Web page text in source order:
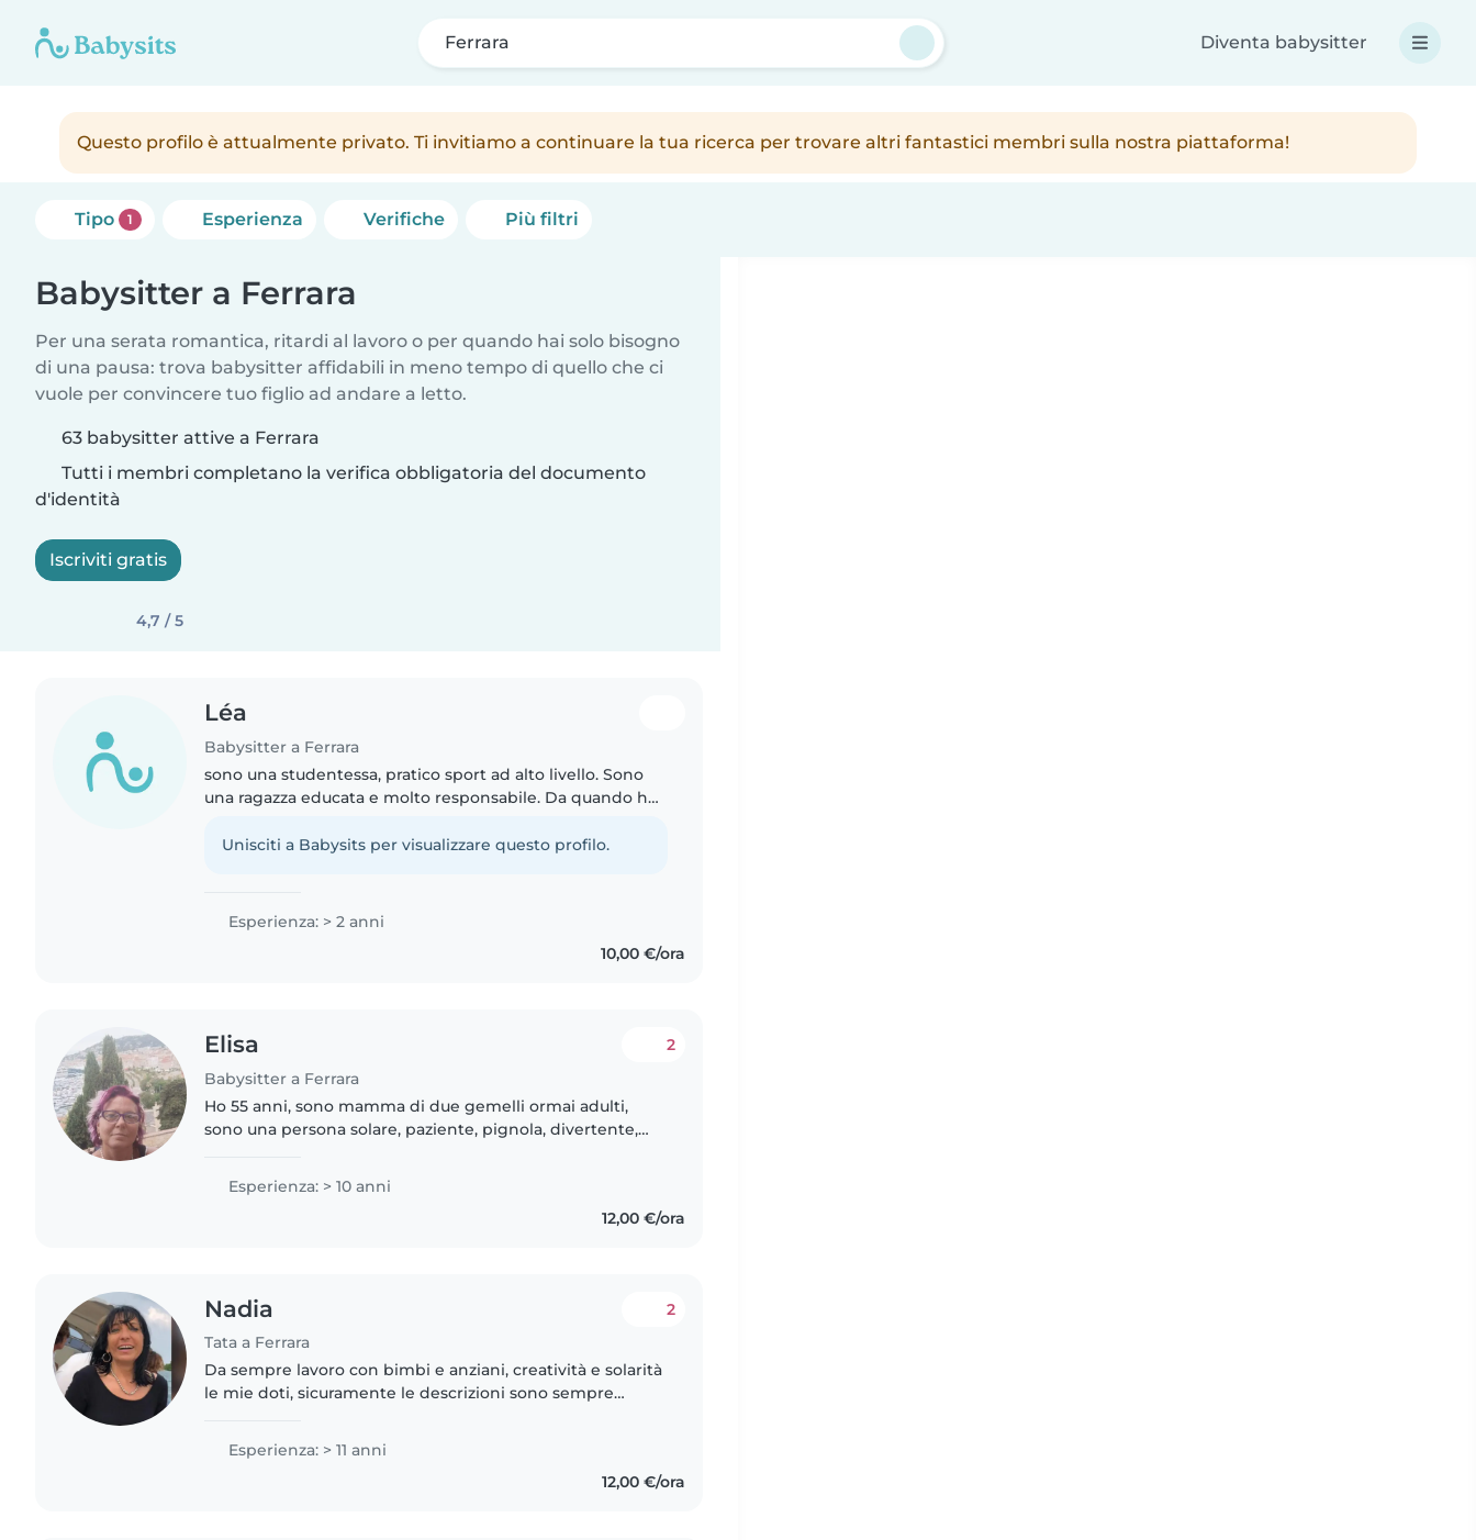
Ferrara Diventa babysitter
Questo profilo è attualmente privato. Ti invitiamo a continuare la tua ricerca per trovare altri fantastici membri sulla nostra piattaforma!
Tipo 1 Esperienza Verifiche Più filtri
Babysitter a Ferrara
Per una serata romantica, ritardi al lavoro o per quando hai solo bisogno
di una pausa: trova babysitter affidabili in meno tempo di quello che ci
vuole per convincere tuo figlio ad andare a letto.
63 babysitter attive a Ferrara
Tutti i membri completano la verifica obbligatoria del documento
d'identità
Iscriviti gratis
4,7 / 5
Léa
Babysitter a Ferrara
sono una studentessa, pratico sport ad alto livello. Sono
una ragazza educata e molto responsabile. Da quando ho
piccoli. Adoro..
Unisciti a Babysits per visualizzare questo profilo.
Esperienza: > 2 anni
10,00 €/ora
Elisa
Babysitter a Ferrara
2
Ho 55 anni, sono mamma di due gemelli ormai adulti,
sono una persona solare, paziente, pignola, divertente,
Esperienza: > 10 anni
12,00 €/ora
Nadia
Tata a Ferrara
2
Da sempre lavoro con bimbi e anziani, creatività e solarità
le mie doti, sicuramente le descrizioni sono sempre
affidataria dei bambini..
Esperienza: > 11 anni
12,00 €/ora